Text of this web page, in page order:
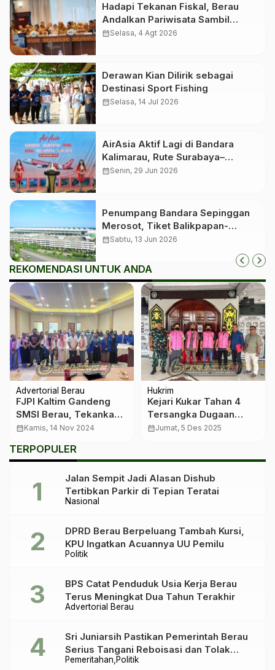
Hadapi Tekanan Fiskal, Berau
Andalkan Pariwisata Sambil
Menanti Dana Transfer Pusat
calendar_monthSelasa, 4 Agt 2026
Derawan Kian Dilirik sebagai
Destinasi Sport Fishing
calendar_monthSelasa, 14 Jul 2026
AirAsia Aktif Lagi di Bandara
Kalimarau, Rute Surabaya–
Balikpapan–Berau Dibuka Kembali
calendar_monthSenin, 29 Jun 2026
Penumpang Bandara Sepinggan
Merosot, Tiket Balikpapan-
Jakarta Tembus Rp2 Juta
calendar_monthSabtu, 13 Jun 2026
REKOMENDASI UNTUK ANDA
Advertorial Berau
FJPI Kaltim Gandeng
SMSI Berau, Tekankan
Pentingnya Peran
Perlindungan Korban
Kekerasan Seksual
calendar_monthKamis, 14 Nov 2024
Hukrim
Kejari Kukar Tahan 4
Tersangka Dugaan
Korupsi Pembangunan
Rp2 Miliar Lebih
calendar_monthJumat, 5 Des 2025
TERPOPULER
Nasional
Jalan Sempit Jadi Alasan Dishub
Tertibkan Parkir di Tepian Teratai
Politik
DPRD Berau Berpeluang Tambah Kursi,
KPU Ingatkan Acuannya UU Pemilu
Advertorial Berau
BPS Catat Penduduk Usia Kerja Berau
Terus Meningkat Dua Tahun Terakhir
Pemeritahan Politik
Sri Juniarsih Pastikan Pemerintah Berau
Serius Tangani Reboisasi dan Tolak
Praktik Ilegal